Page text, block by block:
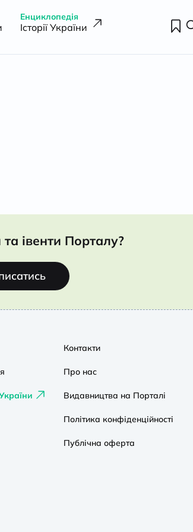
Енциклопедія
Історії України
івенти Порталу?
Контакти
Про нас
Видавництва на Порталі
Політика конфіденційності
Публічна оферта